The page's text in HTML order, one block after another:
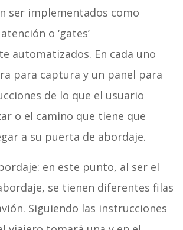
ser implementados como
o ‘gates’
automatizados. En cada uno
para captura y un panel para
de lo que el usuario
o el camino que tiene que
a su puerta de abordaje.
en este punto, al ser el
se tienen diferentes filas
Siguiendo las instrucciones